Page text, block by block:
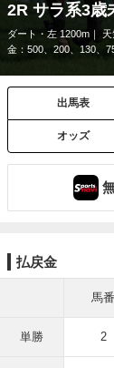
2R サラ系3歳
ダート・左 1200m 天
金：500、200、130、
出馬表
オッズ
払戻金
馬番
単勝 2